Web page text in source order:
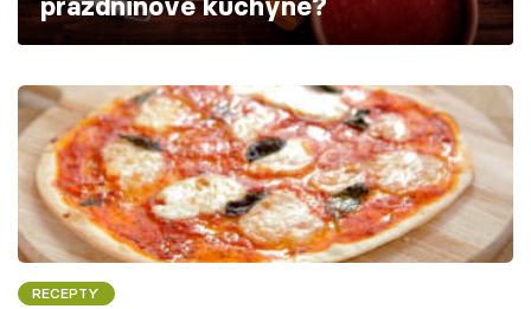
Těhotnej kuchař
Přihlášení
Sledujte nás
RECEPTY